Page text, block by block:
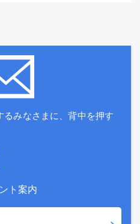
るみなさまに、背中を押す
ト案内